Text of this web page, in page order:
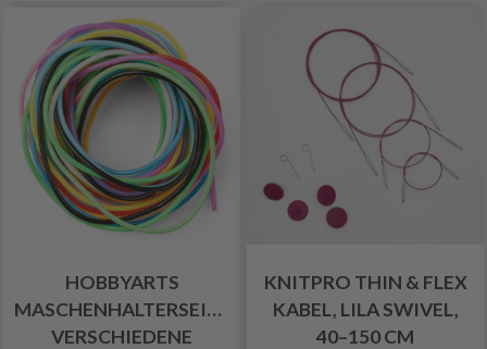
HOBBYARTS
MASCHENHALTERSEILE,
VERSCHIEDENE
KNITPRO THIN & FLEX
KABEL, LILA SWIVEL,
40–150 CM